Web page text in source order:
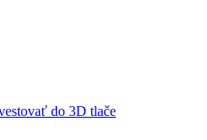
do 3D tlače